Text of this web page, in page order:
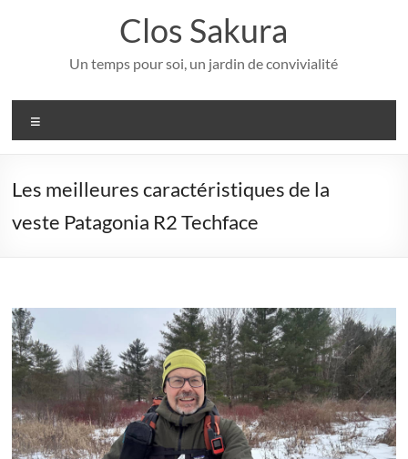
Clos Sakura
Un temps pour soi, un jardin de convivialité
Les meilleures caractéristiques de la
veste Patagonia R2 Techface